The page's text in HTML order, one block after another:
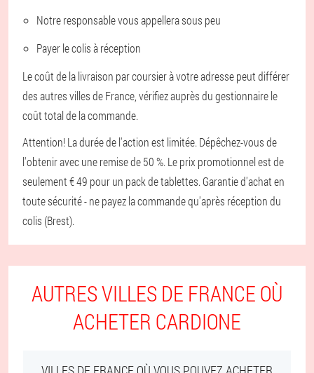
Notre responsable vous appellera sous peu
Payer le colis à réception
Le coût de la livraison par coursier à votre adresse peut différer
des autres villes de France, vérifiez auprès du gestionnaire le
coût total de la commande.
Attention! La durée de l'action est limitée. Dépêchez-vous de
l'obtenir avec une remise de 50 %. Le prix promotionnel est de
seulement € 49 pour un pack de tablettes. Garantie d'achat en
toute sécurité - ne payez la commande qu'après réception du
colis (Brest).
AUTRES VILLES DE FRANCE OÙ
ACHETER CARDIONE